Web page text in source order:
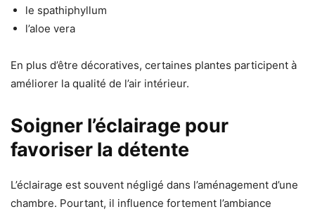
le spathiphyllum
l’aloe vera
En plus d’être décoratives, certaines plantes participent à
améliorer la qualité de l’air intérieur.
Soigner l’éclairage pour
favoriser la détente
L’éclairage est souvent négligé dans l’aménagement d’une
chambre. Pourtant, il influence fortement l’ambiance